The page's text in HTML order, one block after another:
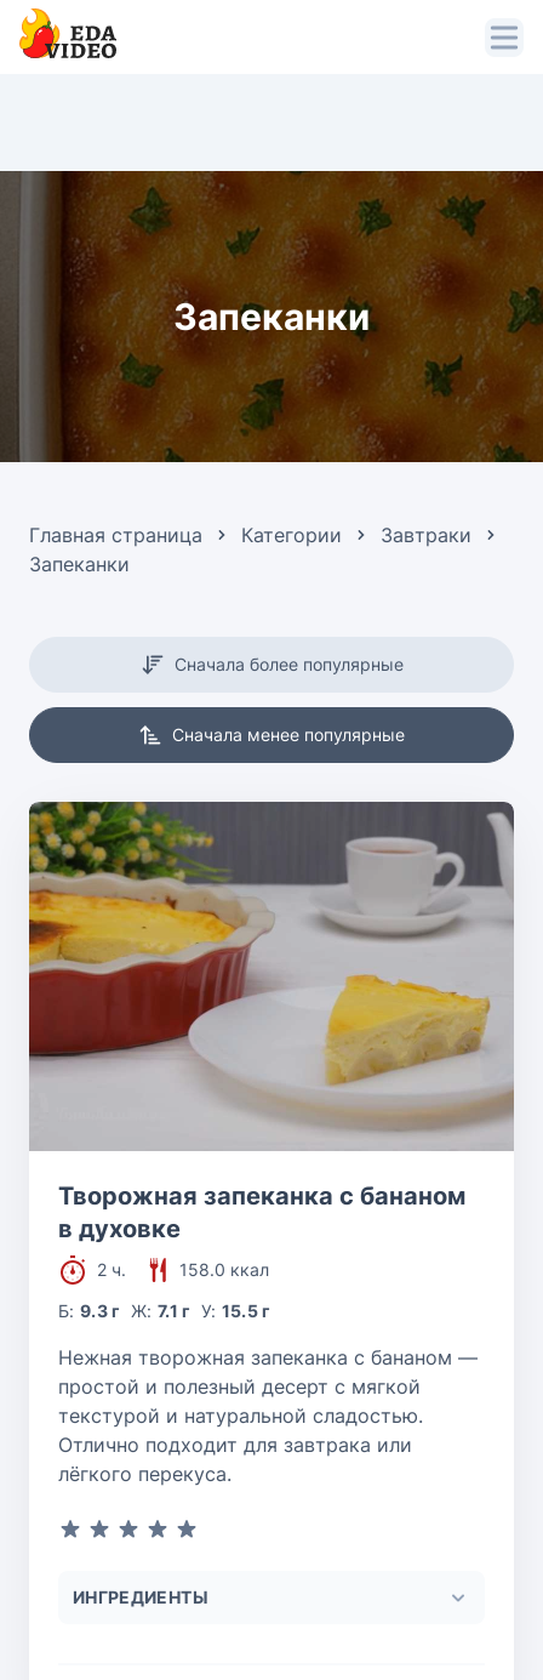
Запеканки
Главная страница Категории
Завтраки
Запеканки
Сначала более популярные
Сначала менее популярные
Творожная запеканка с бананом
в духовке
2 ч.
158.0 ккал
Б:9.3 г Ж: 7.1 г У: 15.5 г
Нежная творожная запеканка с бананом —
простой и полезный десерт с мягкой
текстурой и натуральной сладостью.
Отлично подходит для завтрака или
лёгкого перекуса.
ИНГРЕДИЕНТЫ